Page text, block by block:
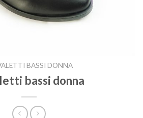
BASSI DONNA
bassi donna